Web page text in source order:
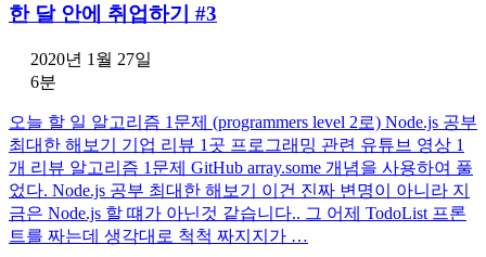
한 달 안에 취업하기 #3
2020년 1월 27일
6분
오늘 할 일 알고리즘 1문제 (programmers level 2로) Node.js 공부
최대한 해보기 기업 리뷰 1곳 프로그래밍 관련 유튜브 영상 1
개 리뷰 알고리즘 1문제 GitHub array.some 개념을 사용하여 풀
었다. Node.js 공부 최대한 해보기 이건 진짜 변명이 아니라 지
금은 Node.js 할 떄가 아닌것 같습니다.. 그 어제 TodoList 프론
트를 짜는데 생각대로 척척 짜지지가 …